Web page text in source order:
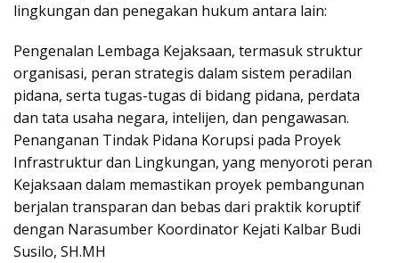
lingkungan dan penegakan hukum antara lain:
Pengenalan Lembaga Kejaksaan, termasuk struktur
organisasi, peran strategis dalam sistem peradilan
pidana, serta tugas-tugas di bidang pidana, perdata
dan tata usaha negara, intelijen, dan pengawasan.
Penanganan Tindak Pidana Korupsi pada Proyek
Infrastruktur dan Lingkungan, yang menyoroti peran
Kejaksaan dalam memastikan proyek pembangunan
berjalan transparan dan bebas dari praktik koruptif
dengan Narasumber Koordinator Kejati Kalbar Budi
Susilo, SH.MH